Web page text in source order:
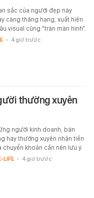
sắc của người đẹp này
càng thăng hạng, xuất hiện
visual cũng "tràn màn hình".
- 4 giờ trước
thường xuyên
người kinh doanh, bán
hay thường xuyên nhận tiền
chuyển khoản cần nên lưu ý.
LIFE - 4 giờ trước